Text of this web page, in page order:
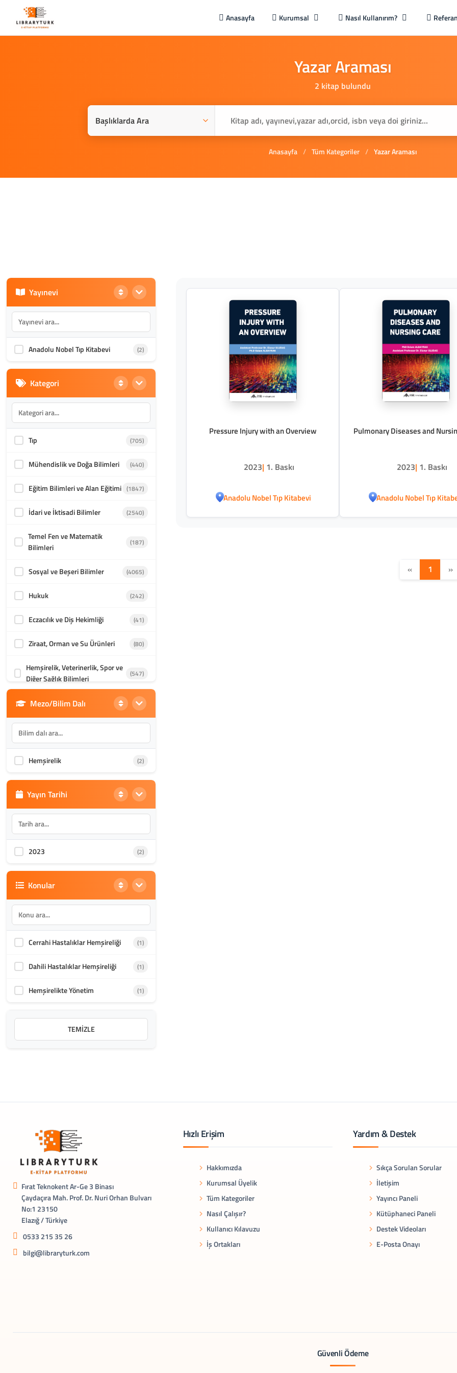
Anasayfa Kurumsal Nasıl Kullanırım?
YazarAraması
2 kitap bulundu
Anasayfa / Tüm Kategoriler / Yazar Araması
Yayınevi
Anadolu Nobel Tıp Kitabevi (2)
Kategori
Tıp (705)
Mühendislik ve Doğa Bilimleri (440)
Eğitim Bilimleri ve Alan Eğitimi (1847)
İdari ve İktisadi Bilimler (2540)
Temel Fen ve Matematik
Bilimleri
(187)
Sosyal ve Beşeri Bilimler (4065)
Hukuk (242)
Eczacılık ve Diş Hekimliği (41)
Ziraat, Orman ve Su Ürünleri (80)
Hemşirelik, Veterinerlik, Spor ve
Diğer Sağlık Bilimleri
(547)
Din Bilimleri (1986)
İletişim, Mimarlık ve Güzel
Sanatlar
Akademik Kültür (1588)
Mezo/Bilim Dalı
Hemşirelik (2)
Yayın Tarihi
2023 (2)
Konular
Cerrahi Hastalıklar Hemşireliği (1)
Dahili Hastalıklar Hemşireliği (1)
Hemşirelikte Yönetim (1)
TEMIZLE
Pressure Injury with an Overview
2023| 1. Baskı
Anadolu Nobel Tıp Kitabevi
Pulmonary Diseases and
2023| 1. Baskı
Anadolu Nobel Tıp
« 1 »
Fırat Teknokent Ar-Ge 3 Binası
Çaydaçıra Mah. Prof. Dr. Nuri Orhan Bulvarı
No:1 23150
Elazığ / Türkiye
0533 215 35 26
bilgi@libraryturk.com
Hızlı Erişim
Hakkımızda
Kurumsal Üyelik
Tüm Kategoriler
Nasıl Çalışır?
Kullanıcı Kılavuzu
İş Ortakları
Yardım & Destek
Sıkça Sorulan Sorular
İletişim
Yayıncı Paneli
Kütüphaneci Paneli
Destek Videoları
E-Posta Onayı
Güvenli Ödeme